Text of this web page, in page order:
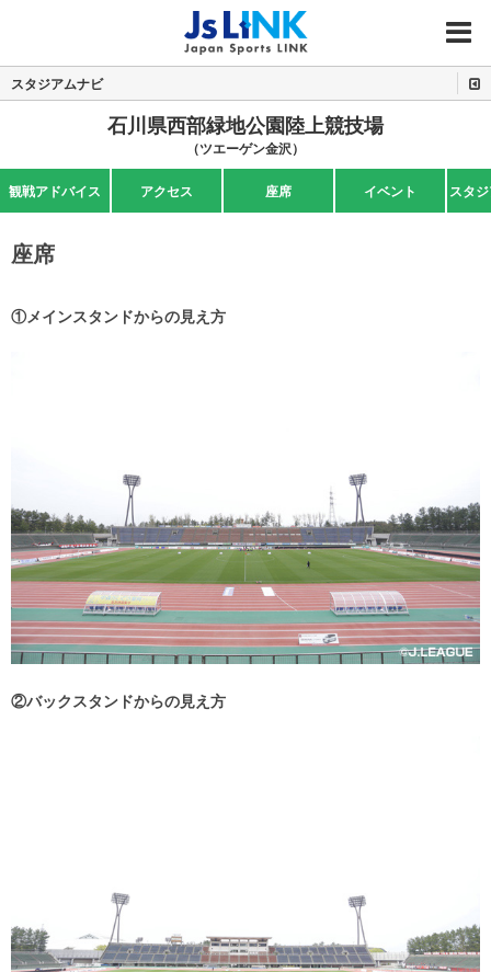
MENU
スタジアムナビ
石川県西部緑地公園陸上競技場
（ツエーゲン金沢）
観戦アドバイス アクセス 座席 イベント スタ
座席
①メインスタンドからの見え方
②バックスタンドからの見え方